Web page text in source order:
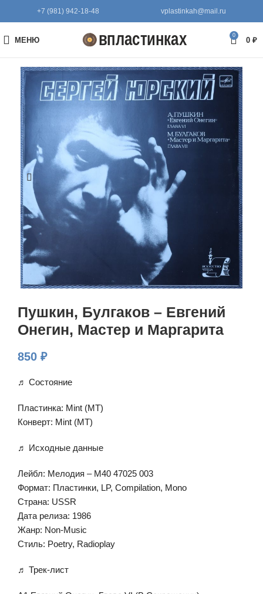
+7 (981) 942-18-48 vplastinkah@mail.ru
МЕНЮ
0
0 ₽
Пушкин, Булгаков – Евгений
Онегин, Мастер и Маргарита
850 ₽
♬ Состояние
Пластинка: Mint (MT)
Конверт: Mint (MT)
♬ Исходные данные
Лейбл: Мелодия – М40 47025 003
Формат: Пластинки, LP, Compilation, Mono
Страна: USSR
Дата релиза: 1986
Жанр: Non-Music
Стиль: Poetry, Radioplay
♬ Трек-лист